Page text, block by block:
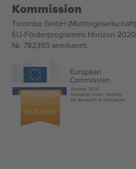
Kommission
Ticombo GmbH
EU-Förderprogramms Horizon
Nr. 782393 anerkannt.